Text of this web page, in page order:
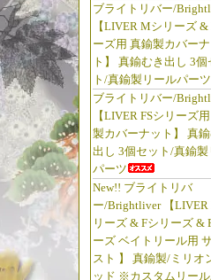
ブライトリバー/
【LIVER Mシリーズ &
ーズ用 真鍮製カバーナ
ト】 真鍮むき出し 3個
ト/真鍮製リールパーツ
ブライトリバー/
【LIVER FSシリーズ
製カバーナット】 真鍮
出し 3個セット/真鍮
パーツ
New!! ブライトリバ
ー/Brightliver 【LIVER
リーズ & Fシリーズ &
ーズ ベイトリール用
スト 】 真鍮製/ミリオ
ッド ※カスタムリー